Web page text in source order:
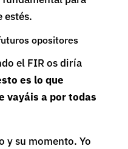
estés.
opositores
el FIR os diría
es lo que
vayáis a por todas
y su momento. Yo